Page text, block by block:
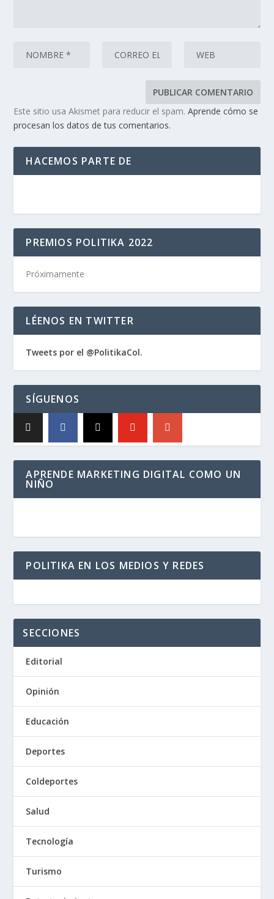
Este sitio usa Akismet para reducir el spam.Aprende cómo se
procesan los datos de tus comentarios.
HACEMOS PARTE DE
PREMIOS POLITIKA 2022
Próximamente
LÉENOS EN TWITTER
Tweets por el @PolitikaCol.
SÍGUENOS
APRENDE MARKETING DIGITAL COMO UN
NIÑO
POLITIKA EN LOS MEDIOS Y REDES
SECCIONES
Editorial
Opinión
Educación
Deportes
Coldeportes
Salud
Tecnología
Turismo